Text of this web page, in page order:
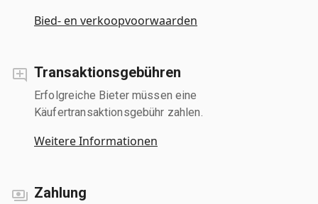
Bied- en verkoopvoorwaarden
Transaktionsgebühren
Erfolgreiche Bieter müssen eine
Käufertransaktionsgebühr zahlen.
Weitere Informationen
Zahlung